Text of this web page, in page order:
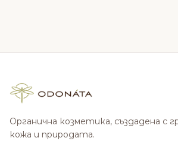
Органична козметика, създадена с
кожа и природата.